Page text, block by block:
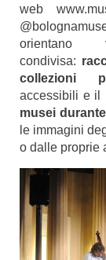
web
condivisa:
collezioni
accessibili e il
musei
le immagini
o dalle proprie